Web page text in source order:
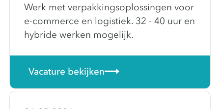
Werk met verpakkingsoplossingen voor
e-commerce en logistiek. 32 - 40 uur en
hybride werken mogelijk.
Vacature bekijken